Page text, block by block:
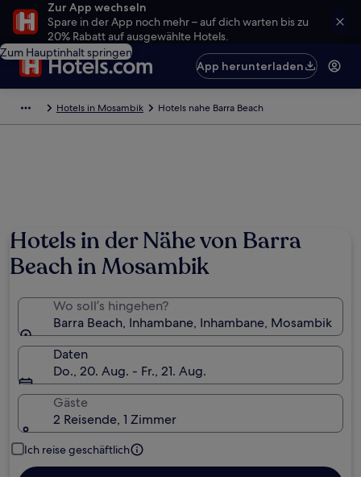
Zur App wechseln
Spare in der App noch mehr – auf dich warten bis zu
20% Rabatt auf ausgewählte Hotels.
Zum Hauptinhalt springen
App herunterladen
Hotels in Mosambik Hotels nahe Barra Beach
Hotels in der Nähe von Barra
Beach in Mosambik
Wo soll’s hingehen?
Barra Beach, Inhambane, Inhambane, Mosambik
Daten
Do., 20. Aug. - Fr., 21. Aug.
Gäste
2 Reisende, 1 Zimmer
Ich reise geschäftlich